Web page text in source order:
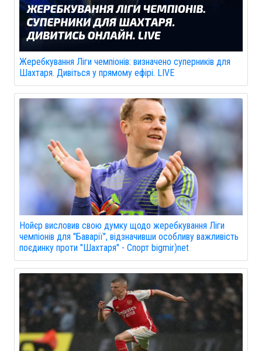
Жеребкування Ліги чемпіонів: визначено суперників для
Шахтаря. Дивіться у прямому ефірі. LIVE
Нойєр висловив свою думку щодо жеребкування Ліги
чемпіонів для "Баварії", відзначивши особливу важливість
поєдинку проти "Шахтаря" - Спорт bigmir)net